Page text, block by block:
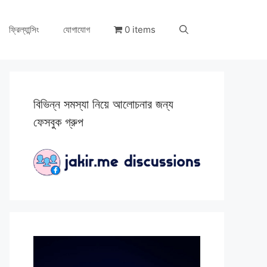
ফ্রিল্যান্সিং যোগাযোগ 0 items
বিভিন্ন সমস্যা নিয়ে আলোচনার জন্য
ফেসবুক গ্রুপ